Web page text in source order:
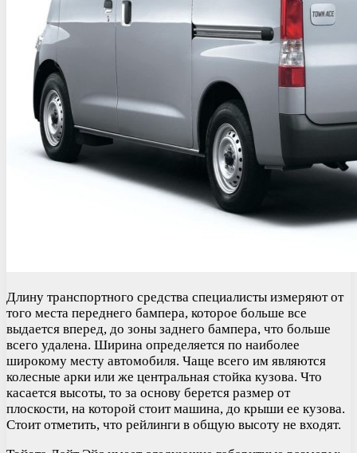
Длину транспортного средства специалисты измеряют от
того места переднего бампера, которое больше все
выдается вперед, до зоны заднего бампера, что больше
всего удалена. Ширина определяется по наиболее
широкому месту автомобиля. Чаще всего им являются
колесные арки или же центральная стойка кузова. Что
касается высоты, то за основу берется размер от
плоскости, на которой стоит машина, до крыши ее кузова.
Стоит отметить, что рейлинги в общую высоту не входят.